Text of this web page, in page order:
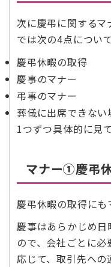
次に慶弔に関するマ
では次の4点につい
慶弔休暇の取得
慶事のマナー
弔事のマナー
葬儀に出席できない
1つずつ具体的に見
マナー➀慶弔
慶弔休暇の取得にも
慶事はあらかじめ
ので、会社ごとに
応じて、取引先へ